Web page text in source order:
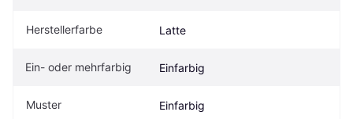
Herstellerfarbe Latte
Ein- oder mehrfarbig Einfarbig
Muster Einfarbig